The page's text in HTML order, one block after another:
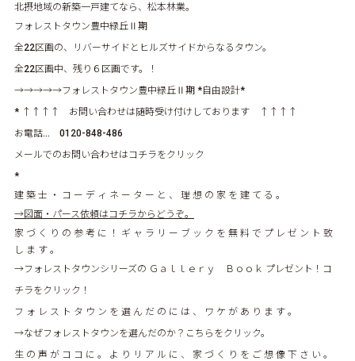
北摂地域の新築一戸建てなら、松本林業。
フォレストタウン豊中緑丘Ⅱ期
全22区画の、リバーサイドとヒルズサイドからなるタウン。
全22区画中、残り６区画です。！
→→→→→フォレストタウン豊中緑丘Ⅱ期*自由設計*
* ↑↑↑↑ お問い合わせは随時受け付けしております ↑↑↑↑
お電話… 0120-848-486
メールでのお問い合わせはコチラをクリック
*
建 築 士 ・ コ ー デ ィ ネ ー タ ー と 、 理 想 の 家 を 建 て る 。
→図面・パース依頼はコチラからどうぞ。
家 づ く り の 参 考 に ！ ギ ャ ラ リ ー ブ ッ ク を 無 料 で プ レ ゼ ン ト 致
し ま す 。
→フォレストタウンシリーズの Ｇａｌｌｅｒｙ Ｂｏｏｋ プレゼント！コ
チラをクリック！
フ ォ レ ス ト タ ウ ン を 選 ん だ の に は 、 ワ ケ が あ り ま す 。
→なぜフォレストタウンを選んだのか？こちらをクリック。
生 の 声 が コ コ に 。 よ り リ ア ル に 、 家 づ く り を ご 想 像 下 さ い 。